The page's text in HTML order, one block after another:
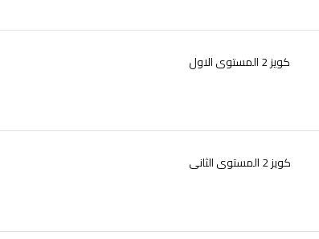
كويز 2 المستوى الاول
كويز 2 المستوى الثانى